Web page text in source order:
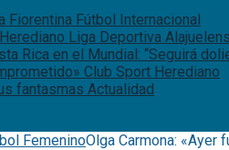
Fiorentina Fútbol Internacional
Liga Deportiva
Rica en el Mundial: “Seguirá
Club Sport Herediano
fantasmas Actualidad
FemeninoOlga Carmona: «Ayer